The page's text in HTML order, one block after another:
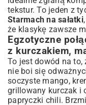
tekstur. To jeden z
Starmach na sałatki
że klasykę zawsze
Egzotyczne
z kurczakiem,
To jest dowód na to,
nie boi się
soczyste mango,
grillowany kurczak i
papryczki chili.